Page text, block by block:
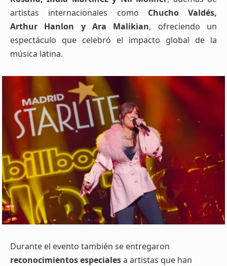
artistas internacionales como Chucho Valdés,
Arthur Hanlon y Ara Malikian, ofreciendo un
espectáculo que celebró el impacto global de la
música latina.
Durante el evento también se entregaron
reconocimientos especialesa artistas que han